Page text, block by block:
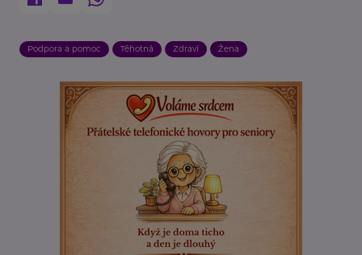
Podpora a pomoc Těhotná Zdraví Žena